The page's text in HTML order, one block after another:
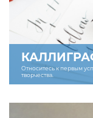
Относитесь к первым
творчества.